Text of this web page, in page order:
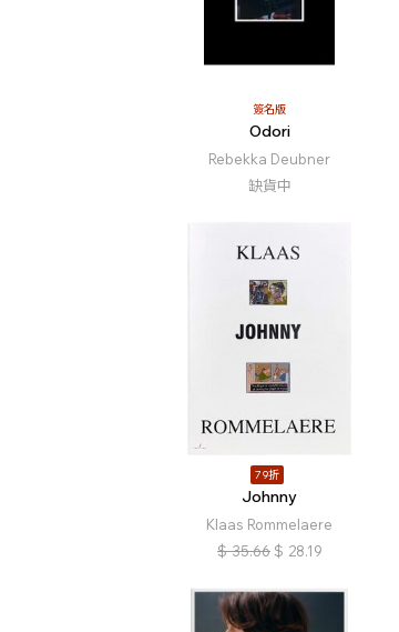
簽名版
Odori
Rebekka Deubner
缺貨中
79折
Johnny
Klaas Rommelaere
$ 35.66 $ 28.19